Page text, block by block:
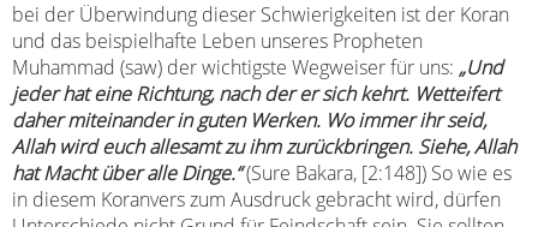
bei der Überwindung dieser Schwierigkeiten ist der Koran
und das beispielhafte Leben unseres Propheten
Muhammad (saw) der wichtigste Wegweiser für uns: „Und
jeder hat eine Richtung, nach der er sich kehrt. Wetteifert
daher miteinander in guten Werken. Wo immer ihr seid,
Allah wird euch allesamt zu ihm zurückbringen. Siehe, Allah
hat Macht über alle Dinge.“(Sure Bakara, [2:148]) So wie es
in diesem Koranvers zum Ausdruck gebracht wird, dürfen